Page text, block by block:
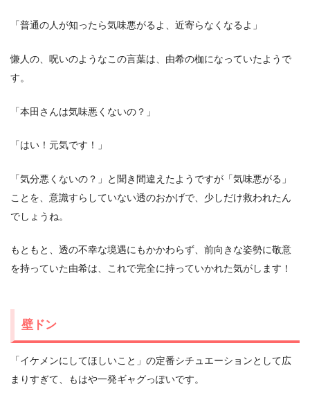
「普通の人が知ったら気味悪がるよ、近寄らなくなるよ」
慊人の、呪いのようなこの言葉は、由希の枷になっていたようで
す。
「本田さんは気味悪くないの？」
「はい！元気です！」
「気分悪くないの？」と聞き間違えたようですが「気味悪がる」
ことを、意識すらしていない透のおかげで、少しだけ救われたん
でしょうね。
もともと、透の不幸な境遇にもかかわらず、前向きな姿勢に敬意
を持っていた由希は、これで完全に持っていかれた気がします！
壁ドン
「イケメンにしてほしいこと」の定番シチュエーションとして広
まりすぎて、もはや一発ギャグっぽいです。